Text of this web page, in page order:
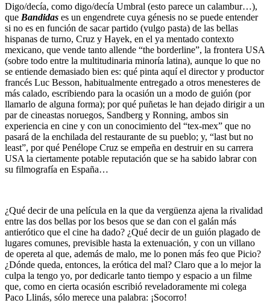
Digo/decía, como digo/decía Umbral (esto parece un calambur…),
que Bandidas es un engendrete cuya génesis no se puede entender
si no es en función de sacar partido (vulgo pasta) de las bellas
hispanas de turno, Cruz y Hayek, en el ya mentado contexto
mexicano, que vende tanto allende “the borderline”, la frontera USA
(sobre todo entre la multitudinaria minoría latina), aunque lo que no
se entiende demasiado bien es: qué pinta aquí el director y productor
francés Luc Besson, habitualmente entregado a otros menesteres de
más calado, escribiendo para la ocasión un a modo de guión (por
llamarlo de alguna forma); por qué puñetas le han dejado dirigir a un
par de cineastas noruegos, Sandberg y Ronning, ambos sin
experiencia en cine y con un conocimiento del “tex-mex” que no
pasará de la enchilada del restaurante de su pueblo; y, “last but no
least”, por qué Penélope Cruz se empeña en destruir en su carrera
USA la ciertamente potable reputación que se ha sabido labrar con
su filmografía en España…
¿Qué decir de una película en la que da vergüenza ajena la rivalidad
entre las dos bellas por los besos que se dan con el galán más
antierótico que el cine ha dado? ¿Qué decir de un guión plagado de
lugares comunes, previsible hasta la extenuación, y con un villano
de opereta al que, además de malo, me lo ponen más feo que Picio?
¿Dónde queda, entonces, la erótica del mal? Claro que a lo mejor la
culpa la tengo yo, por dedicarle tanto tiempo y espacio a un filme
que, como en cierta ocasión escribió reveladoramente mi colega
Paco Llinás, sólo merece una palabra: ¡Socorro!